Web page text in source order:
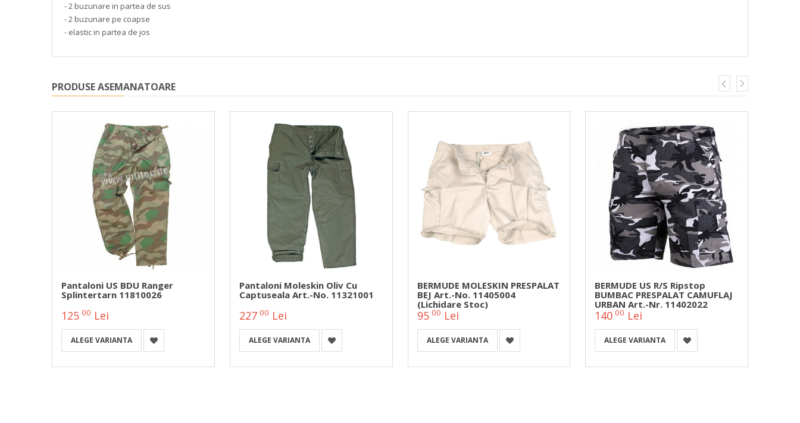
- 2 buzunare in partea de sus
- 2 buzunare pe coapse
- elastic in partea de jos
PRODUSE ASEMANATOARE
Pantaloni US BDU Ranger
Splintertarn 11810026
125 00 Lei
ALEGE VARIANTA
Pantaloni Moleskin Oliv Cu
Captuseala Art.-No. 11321001
22700 Lei
ALEGE VARIANTA
BERMUDE MOLESKIN PRESPALAT
BEJ Art.-No. 11405004
(Lichidare Stoc)
95 00 Lei
ALEGE VARIANTA
BERMUDE US R/S Ripstop
BUMBAC PRESPALAT CAMUFLAJ
URBAN Art.-Nr. 11402022
140 00 Lei
ALEGE VARIANTA